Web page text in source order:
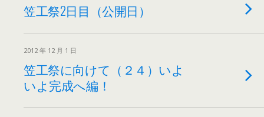
笠工祭2日目（公開日）
2012 年 12 月 1 日
笠工祭に向けて（２４）いよ
いよ完成へ編！